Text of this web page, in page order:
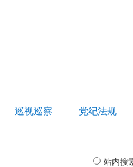
巡视巡察 党纪法规
站内搜